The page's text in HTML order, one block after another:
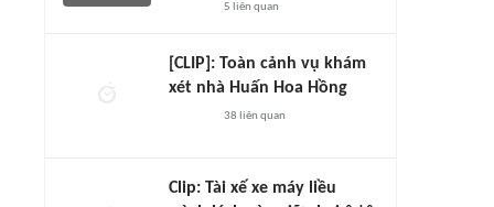
5 liên quan
[CLIP]: Toàn cảnh vụ khám
xét nhà Huấn Hoa Hồng
38 liên quan
Clip: Tài xế xe máy liều